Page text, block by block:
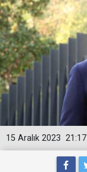
21:17
15 Aralık 2023